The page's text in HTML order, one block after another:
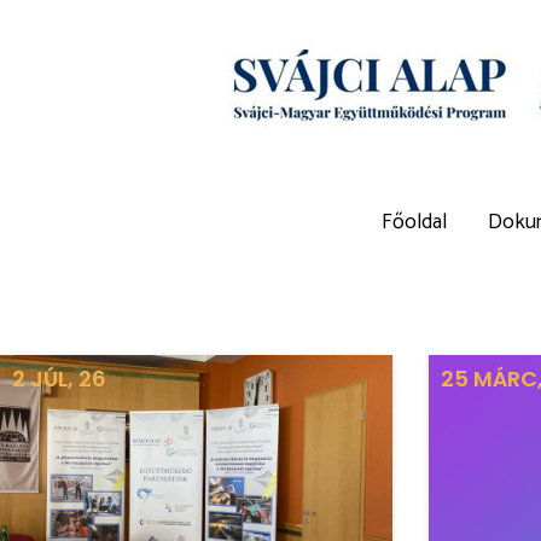
Főoldal
2JÚL, 26 25